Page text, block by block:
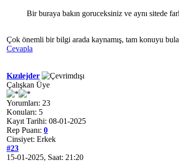
Bir buraya bakın goruceksiniz ve aynı sitede
Çok önemli bir bilgi arada kaynamış, tam konuyu
Cevapla
Kızılejder
Çalışkan Üye
Yorumları: 23
Konuları: 5
Kayıt Tarihi: 08-01-2025
Rep Puanı: 0
Cinsiyet: Erkek
#23
15-01-2025, Saat: 21:20